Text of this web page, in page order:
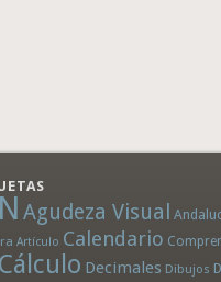
Agudeza Visual
Artículo Calendario
Cálculo Decimales Dibujos